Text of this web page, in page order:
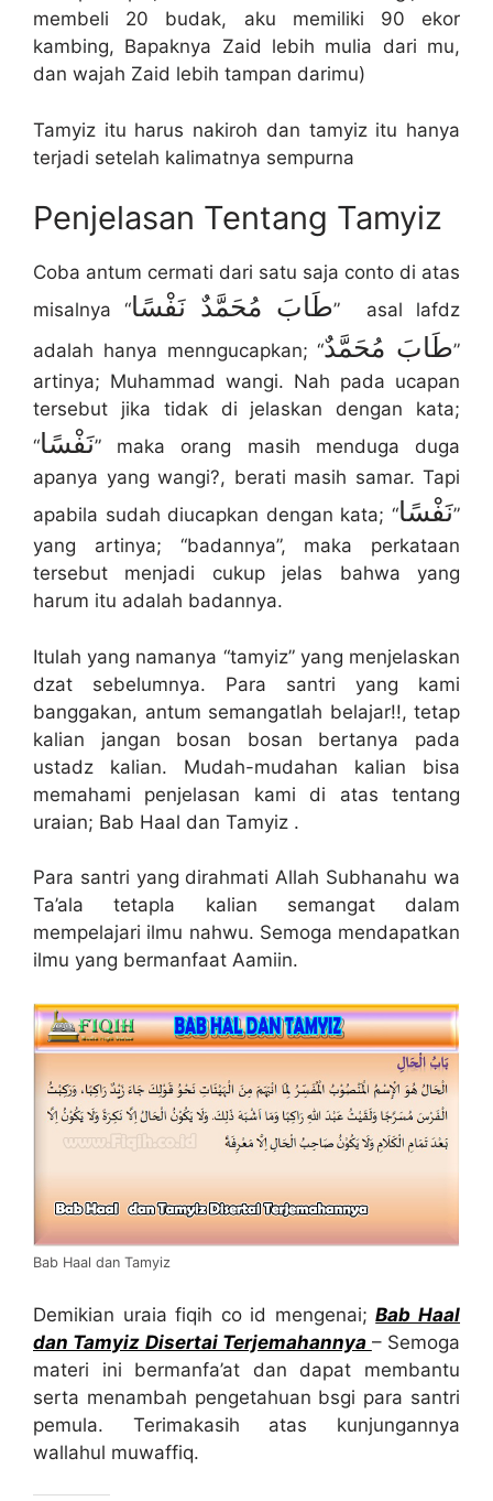
membeli 20 budak, aku memiliki 90 ekor
kambing, Bapaknya Zaid lebih mulia dari mu,
dan wajah Zaid lebih tampan darimu)
Tamyiz itu harus nakiroh dan tamyiz itu hanya
terjadi setelah kalimatnya sempurna
Penjelasan Tentang Tamyiz
Coba antum cermati dari satu saja conto di atas
misalnya “طَابَ مُحَمَّدٌ نَفْسًا” asal lafdz
adalah hanya menngucapkan; “طَابَ مُحَمَّدٌ”
artinya; Muhammad wangi. Nah pada ucapan
tersebut jika tidak di jelaskan dengan kata;
“نَفْسًا” maka orang masih menduga duga
apanya yang wangi?, berati masih samar. Tapi
apabila sudah diucapkan dengan kata; “نَفْسًا”
yang artinya; “badannya”, maka perkataan
tersebut menjadi cukup jelas bahwa yang
harum itu adalah badannya.
Itulah yang namanya “tamyiz” yang menjelaskan
dzat sebelumnya. Para santri yang kami
banggakan, antum semangatlah belajar!!, tetap
kalian jangan bosan bosan bertanya pada
ustadz kalian. Mudah-mudahan kalian bisa
memahami penjelasan kami di atas tentang
uraian; Bab Haal dan Tamyiz .
Para santri yang dirahmati Allah Subhanahu wa
Ta’ala tetapla kalian semangat dalam
mempelajari ilmu nahwu. Semoga mendapatkan
ilmu yang bermanfaat Aamiin.
Bab Haal dan Tamyiz
Demikian uraia fiqih co id mengenai;Bab Haal
dan Tamyiz Disertai Terjemahannya – Semoga
materi ini bermanfa’at dan dapat membantu
serta menambah pengetahuan bsgi para santri
pemula. Terimakasih atas kunjungannya
wallahul muwaffiq.